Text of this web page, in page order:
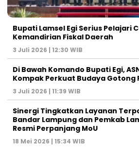
Bupati Lamsel Egi Serius Pelajari
Kemandirian Fiskal Daerah
3 Juli 2026 | 12:30 WIB
Di Bawah Komando Bupati Egi,
Kompak Perkuat Budaya Gotong
3 Juli 2026 | 11:39 WIB
Sinergi Tingkatkan Layanan
Bandar Lampung dan Pemkab
Resmi Perpanjang MoU
18 Mei 2026 | 15:34 WIB